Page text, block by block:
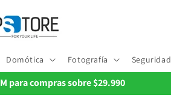
Domótica Fotografía Seguridad
para compras sobre $29.990